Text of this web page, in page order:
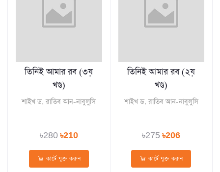
তিনিই আমার রব (৩য়
খণ্ড)
শাইখ ড. রাতিব আন-নাবুলুসি
৳280৳210
কার্টে যুক্ত করুন
তিনিই আমার রব (২য়
খণ্ড)
শাইখ ড. রাতিব আন-নাবুলুসি
৳275৳206
কার্টে যুক্ত করুন